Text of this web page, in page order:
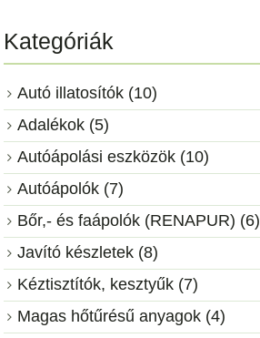
Kategóriák
Autó illatosítók (10)
Adalékok (5)
Autóápolási eszközök (10)
Autóápolók (7)
Bőr,- és faápolók (RENAPUR) (6)
Javító készletek (8)
Kéztisztítók, kesztyűk (7)
Magas hőtűrésű anyagok (4)